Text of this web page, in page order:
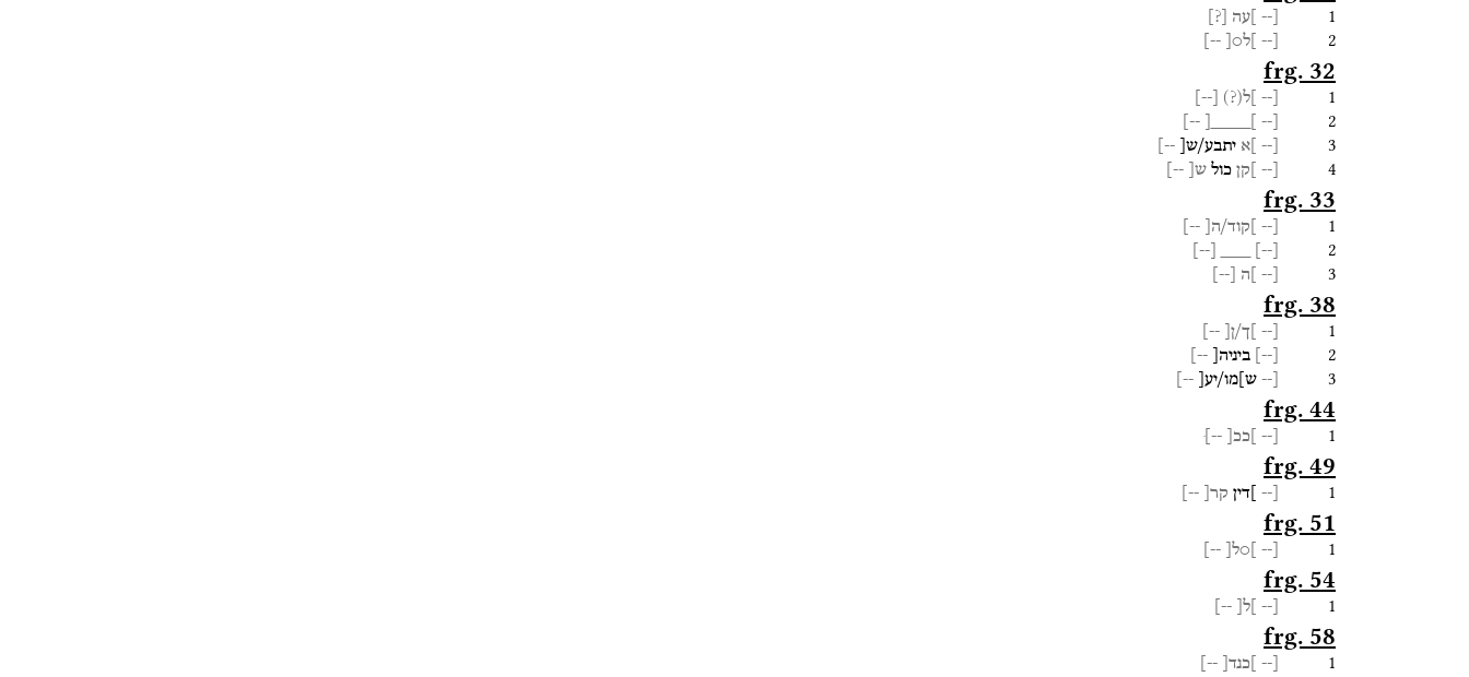
1
[-- ]עה ?
2
[-- ]ל○[ --]
frg. 32
1
[-- ]ל(?) --
2
[--
--]
3
[-- ]א יתבע/ש[ --]
4
[-- ]קן כול ש[ --]
frg. 33
1
[-- ]קוד/ה[ --]
2
--
--
3
[-- ]ה --
frg. 38
1
[-- ]ך/ן[ --]
2
-- ביניה[ --]
3
[-- ש]מו/יע[ --]
frg. 44
1
[-- ]ככ[ --]ּ
frg. 49
1
[-- ]דין קר[ --]
frg. 51
1
[-- ]○ל[ --]
frg. 54
1
[-- ]ל[ --]
frg. 58
1
[-- ]כנד[ --]